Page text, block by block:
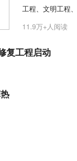
工程、文明工程
11.9万+人阅读
复工程启动